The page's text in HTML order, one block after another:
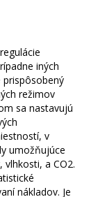
iných
režimov
sa nastavujú
v
umožňujúce
a CO2.
nákladov. Je